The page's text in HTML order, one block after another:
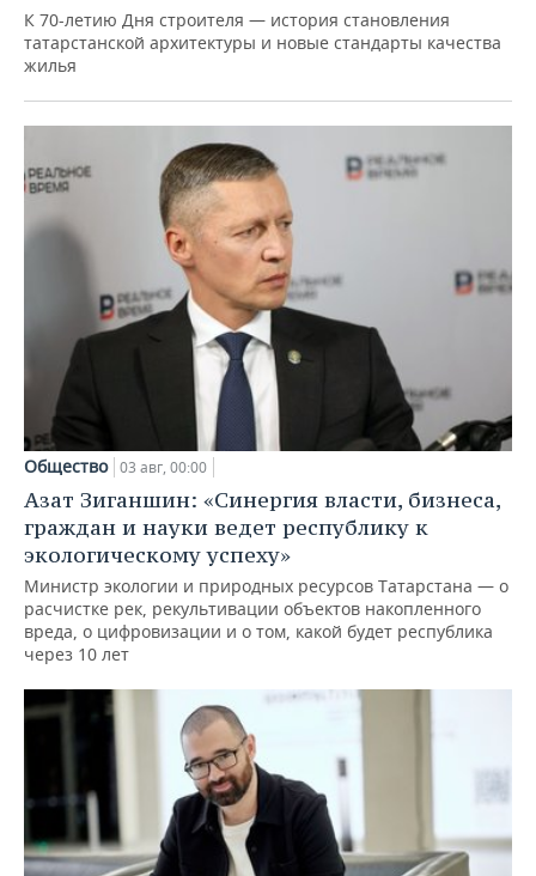
К 70-летию Дня строителя — история становления
татарстанской архитектуры и новые стандарты качества
жилья
Общество 03 авг, 00:00
Азат Зиганшин: «Синергия власти, бизнеса,
граждан и науки ведет республику к
экологическому успеху»
Министр экологии и природных ресурсов Татарстана — о
расчистке рек, рекультивации объектов накопленного
вреда, о цифровизации и о том, какой будет республика
через 10 лет